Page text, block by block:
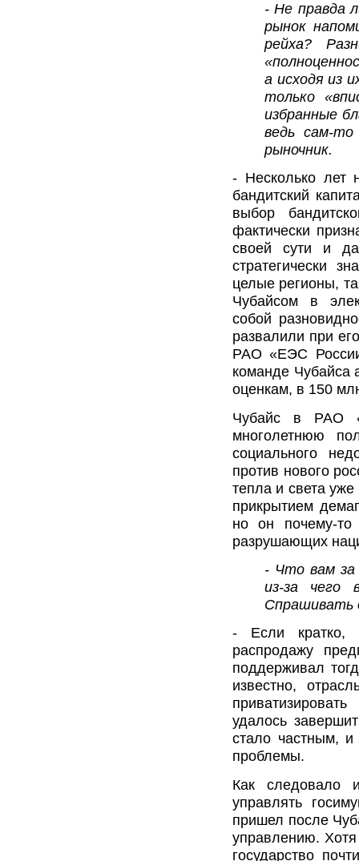
- Не правда
рынок
рейха?
а исходя из
только
избранные
ведь сам-то
рыночник.
- Несколько лет
бандитский
выбор
фактически
своей сути и
стратегически
целые регионы,
Чубайсом в
собой
развалили при
РАО «ЕЭС
команде Чубайса
оценкам, в 150
Чубайс в РАО
многолетнюю
социального
против нового
тепла и света
прикрытием
но он почему-
разрушающих
- Что вам за
из-за чего
Спрашивать
- Если кратко,
распродажу
поддерживал
известно,
удалось
стало частным, и
проблемы.
Как следовало
управлять
пришел после
управлению. Хотя
государство